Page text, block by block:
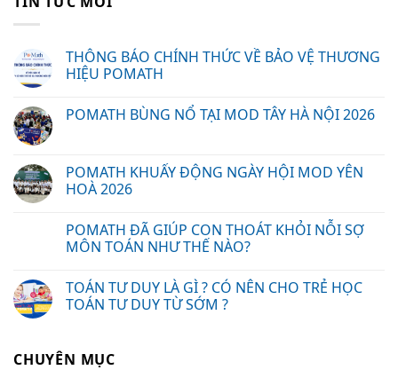
THÔNG BÁO CHÍNH THỨC VỀ BẢO VỆ THƯƠNG
HIỆU POMATH
POMATH BÙNG NỔ TẠI MOD TÂY HÀ NỘI 2026
POMATH KHUẤY ĐỘNG NGÀY HỘI MOD YÊN
HOÀ 2026
POMATH ĐÃ GIÚP CON THOÁT KHỎI NỖI SỢ
MÔN TOÁN NHƯ THẾ NÀO?
TOÁN TƯ DUY LÀ GÌ ? CÓ NÊN CHO TRẺ HỌC
TOÁN TƯ DUY TỪ SỚM ?
CHUYÊN MỤC